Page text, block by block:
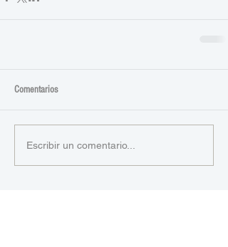
Comentarios
Escribir un comentario...